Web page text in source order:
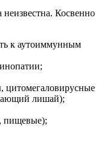
Косвенно
к аутоиммунным
цитомегаловирусные
лишай);
пищевые);